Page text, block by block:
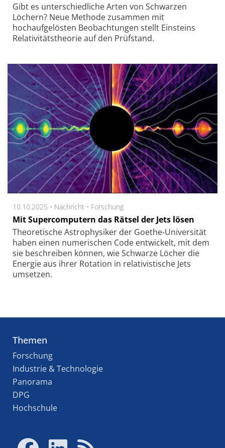
Gibt es unterschiedliche Arten von Schwarzen
Löchern? Neue Methode zusammen mit
hochaufgelösten Beobachtungen stellt Einsteins
Relativitätstheorie auf den Prüfstand.
10.10.2025 • Nachricht • Forschung
Mit Supercomputern das Rätsel der Jets lösen
Theoretische Astrophysiker der Goethe-Universität
haben einen numerischen Code entwickelt, mit dem
sie beschreiben können, wie Schwarze Löcher die
Energie aus ihrer Rotation in relativistische Jets
umsetzen.
Themen
Forschung
Industrie & Technologie
Panorama
DPG
Hochschule